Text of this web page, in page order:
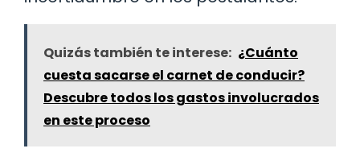
Quizás también te interese: ¿Cuánto
cuesta sacarse el carnet de conducir?
Descubre todos los gastos involucrados
en este proceso